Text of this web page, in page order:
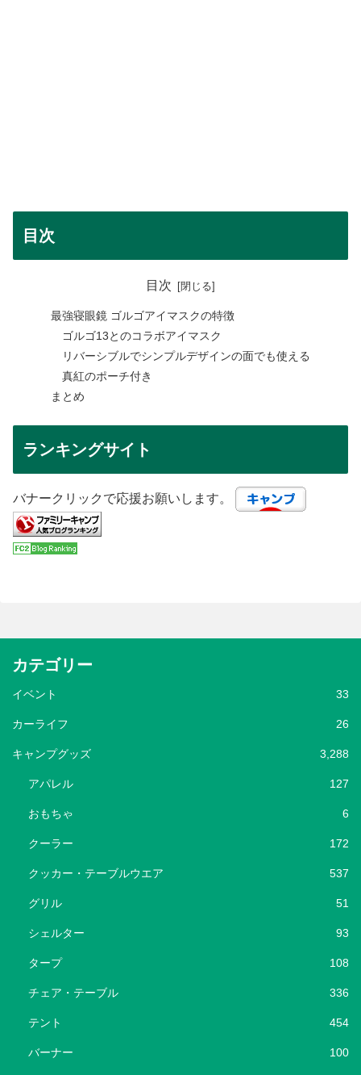
目次
目次
最強寝眼鏡 ゴルゴアイマスクの特徴
ゴルゴ13とのコラボアイマスク
リバーシブルでシンプルデザインの面でも使える
真紅のポーチ付き
まとめ
ランキングサイト
バナークリックで応援お願いします。
カテゴリー
イベント 33
カーライフ 26
キャンプグッズ 3,288
アパレル 127
おもちゃ 6
クーラー 172
クッカー・テーブルウエア 537
グリル 51
シェルター 93
タープ 108
チェア・テーブル 336
テント 454
バーナー 100